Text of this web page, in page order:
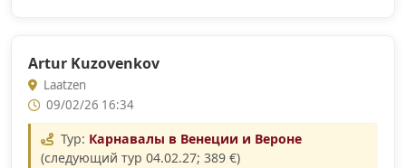
Artur Kuzovenkov
Laatzen
09/02/26 16:34
Тур: Карнавалы в Венеции и Вероне
(следующий тур 04.02.27; 389 €)